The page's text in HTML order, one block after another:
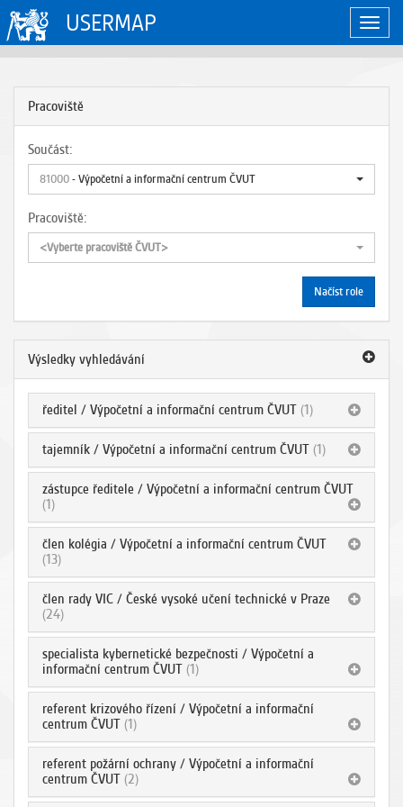
USERMAP
Pracoviště
Součást:
81000- Výpočetní a informační centrum ČVUT
Pracoviště:
<Vyberte pracoviště ČVUT>
Načíst role
Výsledky vyhledávání
ředitel / Výpočetní a informační centrum ČVUT (1)
tajemník / Výpočetní a informační centrum ČVUT (1)
zástupce ředitele / Výpočetní a informační centrum ČVUT
(1)
člen kolégia / Výpočetní a informační centrum ČVUT
(13)
člen rady VIC / České vysoké učení technické v Praze
(24)
specialista kybernetické bezpečnosti / Výpočetní a
informační centrum ČVUT (1)
referent krizového řízení / Výpočetní a informační
centrum ČVUT (1)
referent požární ochrany / Výpočetní a informační
centrum ČVUT (2)